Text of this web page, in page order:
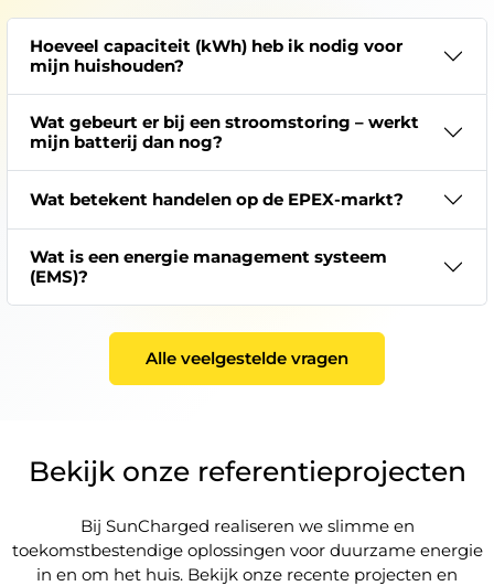
Hoeveel capaciteit (kWh) heb ik nodig voor
mijn huishouden?
Wat gebeurt er bij een stroomstoring – werkt
mijn batterij dan nog?
Wat betekent handelen op de EPEX-markt?
Wat is een energie management systeem
(EMS)?
Alle veelgestelde vragen
Bekijk onze referentieprojecten
Bij SunCharged realiseren we slimme en
toekomstbestendige oplossingen voor duurzame energie
in en om het huis. Bekijk onze recente projecten en